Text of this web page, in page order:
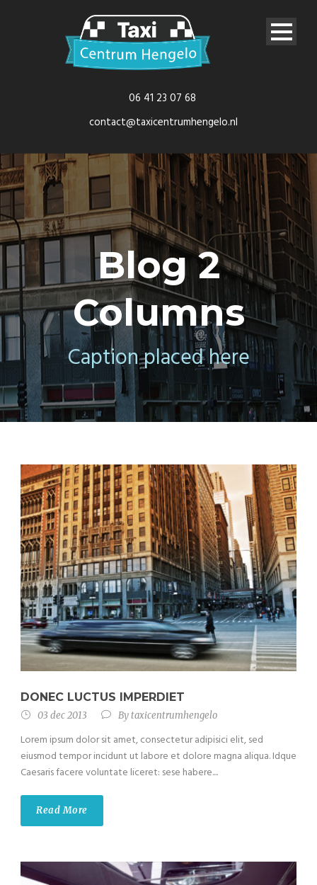
06 41 23 07 68
contact@taxicentrumhengelo.nl
Blog 2
Columns
Caption placed here
DONEC LUCTUS IMPERDIET
03 dec 2013 Bytaxicentrumhengelo
Lorem ipsum dolor sit amet, consectetur adipisici elit, sed
eiusmod tempor incidunt ut labore et dolore magna aliqua. Idque
Caesaris facere voluntate liceret: sese habere....
Read More